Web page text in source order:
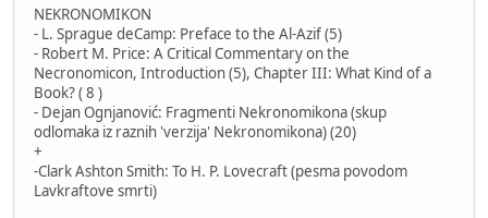
NEKRONOMIKON
- L. Sprague deCamp: Preface to the Al-Azif (5)
- Robert M. Price: A Critical Commentary on the
Necronomicon, Introduction (5), Chapter III: What Kind of a
Book? ( 8 )
- Dejan Ognjanović: Fragmenti Nekronomikona (skup
odlomaka iz raznih 'verzija' Nekronomikona) (20)
+
-Clark Ashton Smith: To H. P. Lovecraft (pesma povodom
Lavkraftove smrti)